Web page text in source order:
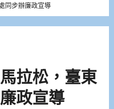
同步辦廉政宣導
拉松，臺東
政宣導